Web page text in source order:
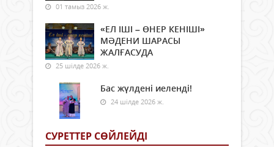
01 тамыз 2026 ж.
«ЕЛ ІШІ – ӨНЕР КЕНІШІ»
МӘДЕНИ ШАРАСЫ
ЖАЛҒАСУДА
25 шілде 2026 ж.
Бас жүлдені иеленді!
24 шілде 2026 ж.
СУРЕТТЕР СӨЙЛЕЙДI